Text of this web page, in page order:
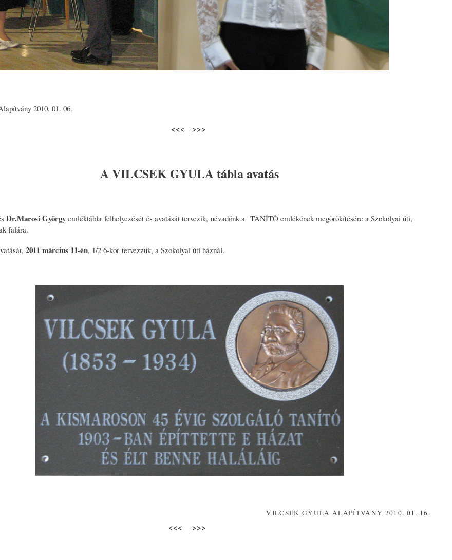
2010. 01. 06.
<<< >>>
A VILCSEK GYULA tábla avatás
Dr.Marosi György emléktábla felhelyezését és avatását tervezik, névadónk a TANÍTÓ emlékének megörökítésére a Szokolyai úti,
falára.
2011 március 11-én, 1/2 6-kor tervezzük, a Szokolyai úti háznál.
VILCSEK GYULA ALAPÍTVÁNY 2010. 01. 16.
<<< >>>